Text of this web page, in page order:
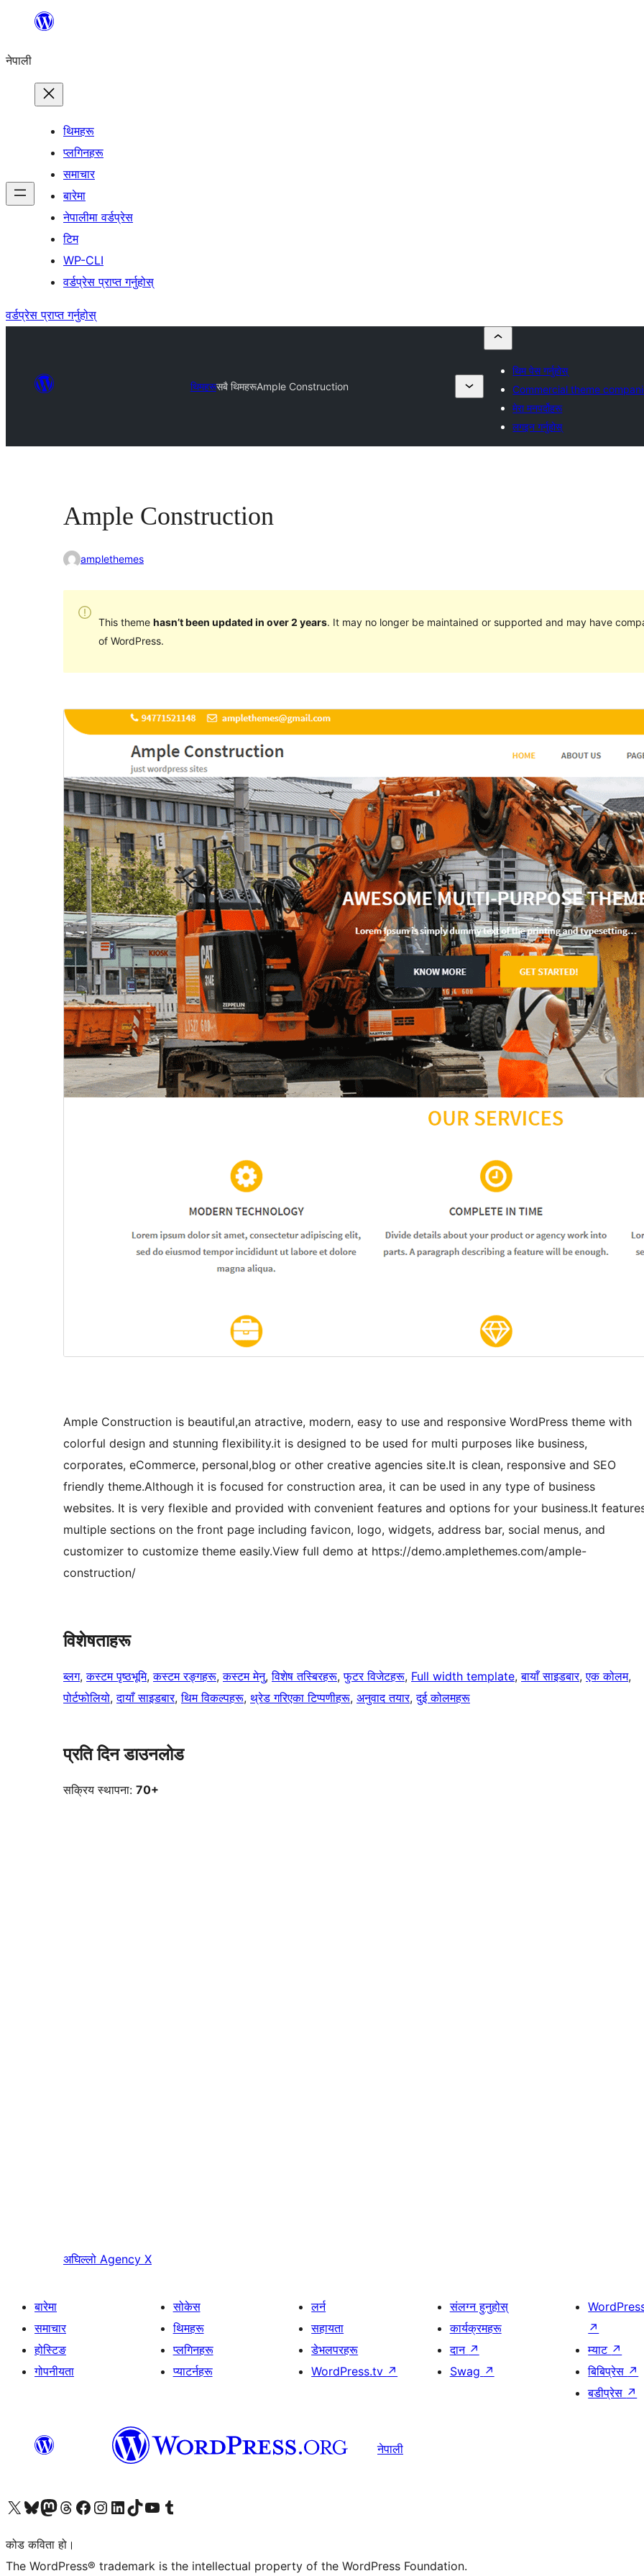
सामग्रीमा
नेपाली
थिमहरू
प्लगिनहरू
समाचार
बारेमा
नेपालीमा वर्डप्रेस
टिम
WP-CLI
वर्डप्रेस प्राप्त गर्नुहोस्
वर्डप्रेस प्राप्त गर्नुहोस्
थिमहरूसबै थिमहरूAmple Construction
थिम पेस गर्नुहोस्
Commercial theme
मेरा मनपर्दोहरू
लगइन गर्नुहोस्
Ample Construction
amplethemes
This theme hasn’t been updated in over 2 years. It may no longer be maintained or supported and may have
of WordPress.
Ample Construction is beautiful,an atractive, modern, easy to use and responsive WordPress theme with
colorful design and stunning flexibility.it is designed to be used for multi purposes like business,
corporates, eCommerce, personal,blog or other creative agencies site.It is clean, responsive and SEO
friendly theme.Although it is focused for construction area, it can be used in any type of business
websites. It is very flexible and provided with convenient features and options for your business.It
multiple sections on the front page including favicon, logo, widgets, address bar, social menus, and
customizer to customize theme easily.View full demo at https://demo.amplethemes.com/ample-
construction/
विशेषताहरू
ब्लग, कस्टम पृष्ठभूमि, कस्टम रङ्गहरू, कस्टम मेनु, विशेष तस्बिरहरू, फुटर विजेटहरू, Full width template, बायाँ साइडबार, एक कोलम
पोर्टफोलियो, दायाँ साइडबार, थिम विकल्पहरू, थ्रेड गरिएका टिप्पणीहरू, अनुवाद तयार, दुई कोलमहरू
प्रति दिन डाउनलोड
सक्रिय स्थापना: 70+
अघिल्लो Agency X
बारेमा
समाचार
होस्टिङ
गोपनीयता
सोकेस
थिमहरू
प्लगिनहरू
प्याटर्नहरू
लर्न
सहायता
डेभलपरहरू
WordPress.tv ↗
संलग्न हुनुहोस्
कार्यक्रमहरू
दान ↗
Swag ↗
↗
म्याट ↗
बिबिप्रेस ↗
बडीप्रेस ↗
नेपाली
हाम्रो X (पहिले ट्विटर) खातामा जानुहोस्
हाम्रो Bluesky खाता भ्रमण गर्नुहोस्
हाम्रो म्यास्टोडन खाता भ्रमण गर्नुहोस्
हाम्रो थ्रेड्स खातामा जानुहोस्
हाम्रो फेसबुक पेजमा जानुहोस्
हाम्रो इन्स्टाग्राम खातामा जानुहोस्
हाम्रो लिङ्क्डइन खातामा जानुहोस्
हाम्रो TikTok खाता भ्रमण गर्नुहोस्
हाम्रो युट्युब च्यानलमा जानुहोस्
हाम्रो टम्बलर खाता भ्रमण गर्नुहोस्
कोड कविता हो।
The WordPress® trademark is the intellectual property of the WordPress Foundation.